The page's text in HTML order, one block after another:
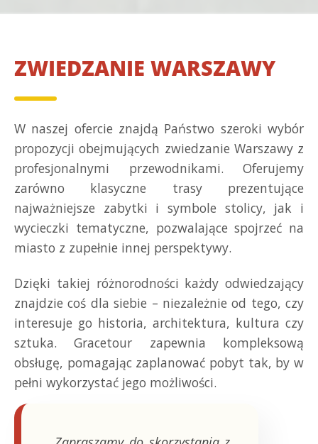
ZWIEDZANIE WARSZAWY
W naszej ofercie znajdą Państwo szeroki wybór
propozycji obejmujących zwiedzanie Warszawy z
profesjonalnymi przewodnikami. Oferujemy
zarówno klasyczne trasy prezentujące
najważniejsze zabytki i symbole stolicy, jak i
wycieczki tematyczne, pozwalające spojrzeć na
miasto z zupełnie innej perspektywy.
Dzięki takiej różnorodności każdy odwiedzający
znajdzie coś dla siebie – niezależnie od tego, czy
interesuje go historia, architektura, kultura czy
sztuka. Gracetour zapewnia kompleksową
obsługę, pomagając zaplanować pobyt tak, by w
pełni wykorzystać jego możliwości.